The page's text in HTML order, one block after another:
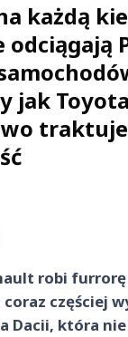
każdą
odciągają
jak
traktuje
robi
częściej
Dacii, która